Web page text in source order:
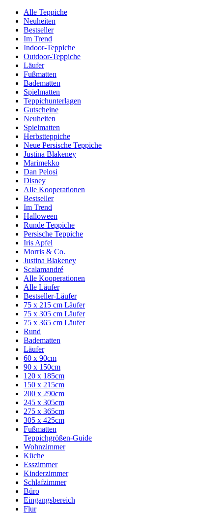
Alle Teppiche
Neuheiten
Bestseller
Im Trend
Indoor-Teppiche
Outdoor-Teppiche
Läufer
Fußmatten
Badematten
Spielmatten
Teppichunterlagen
Gutscheine
Neuheiten
Spielmatten
Herbstteppiche
Neue Persische Teppiche
Justina Blakeney
Marimekko
Dan Pelosi
Disney
Alle Kooperationen
Bestseller
Im Trend
Halloween
Runde Teppiche
Persische Teppiche
Iris Apfel
Morris & Co.
Justina Blakeney
Scalamandré
Alle Kooperationen
Alle Läufer
Bestseller-Läufer
75 x 215 cm Läufer
75 x 305 cm Läufer
75 x 365 cm Läufer
Rund
Badematten
Läufer
60 x 90cm
90 x 150cm
120 x 185cm
150 x 215cm
200 x 290cm
245 x 305cm
275 x 365cm
305 x 425cm
Fußmatten
Teppichgrößen-Guide
Wohnzimmer
Küche
Esszimmer
Kinderzimmer
Schlafzimmer
Büro
Eingangsbereich
Flur